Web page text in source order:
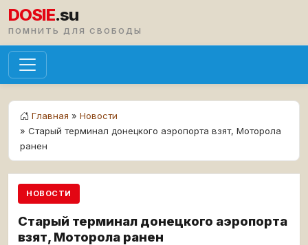
DOSIE.su
ПОМНИТЬ ДЛЯ СВОБОДЫ
Главная » Новости
» Старый терминал донецкого аэропорта взят, Моторола
ранен
НОВОСТИ
Старый терминал донецкого аэропорта
взят, Моторола ранен